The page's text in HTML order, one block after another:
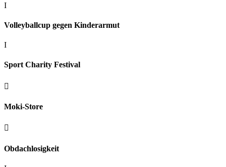
I
Volleyballcup gegen Kinderarmut
I
Sport Charity Festival

Moki-Store

Obdachlosigkeit